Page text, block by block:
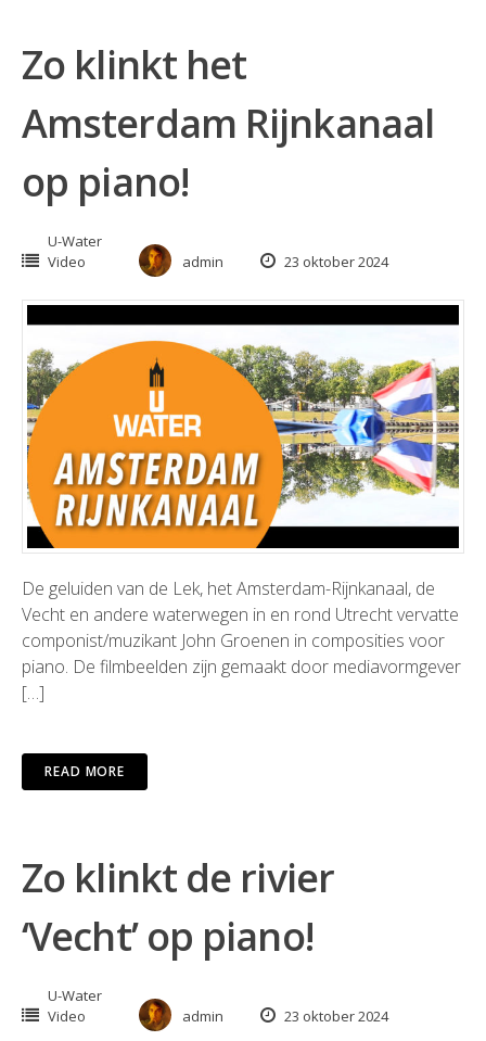
Zo klinkt het
Amsterdam Rijnkanaal
op piano!
U-Water
Video
admin 23 oktober 2024
De geluiden van de Lek, het Amsterdam-Rijnkanaal, de
Vecht en andere waterwegen in en rond Utrecht vervatte
componist/muzikant John Groenen in composities voor
piano. De filmbeelden zijn gemaakt door mediavormgever
[…]
READ MORE
Zo klinkt de rivier
‘Vecht’ op piano!
U-Water
Video
admin 23 oktober 2024